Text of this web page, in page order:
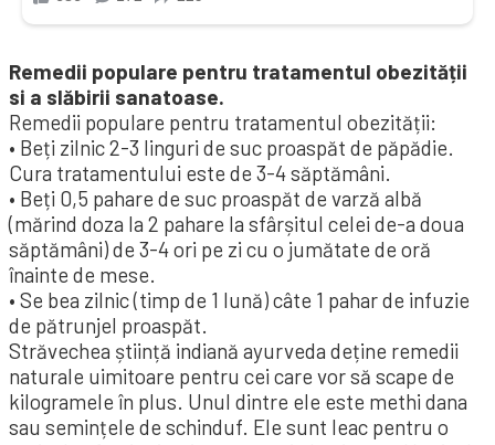
Remedii populare pentru tratamentul obezității
si a slăbirii sanatoase.
Remedii populare pentru tratamentul obezității:
• Beți zilnic 2-3 linguri de suc proaspăt de păpădie.
Cura tratamentului este de 3-4 săptămâni.
• Beți 0,5 pahare de suc proaspăt de varză albă
(mărind doza la 2 pahare la sfârșitul celei de-a doua
săptămâni) de 3-4 ori pe zi cu o jumătate de oră
înainte de mese.
• Se bea zilnic (timp de 1 lună) câte 1 pahar de infuzie
de pătrunjel proaspăt.
Străvechea știință indiană ayur­veda deține remedii
naturale uimitoare pentru cei care vor să scape de
kilogramele în plus. Unul dintre ele este methi dana
sau se­mințele de schinduf. Ele sunt leac pentru o